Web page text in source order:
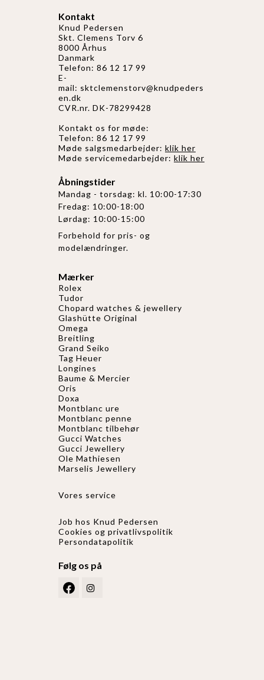
Kontakt
Knud Pedersen
Skt. Clemens Torv 6
8000 Århus
Danmark
Telefon: 86 12 17 99
E-
mail: sktclemenstorv@knudpeders
en.dk
CVR.nr. DK-78299428
Kontakt os for møde:
Telefon: 86 12 17 99
Møde salgsmedarbejder: klik her
Møde servicemedarbejder: klik her
Åbningstider
Mandag - torsdag: kl. 10:00-17:30
Fredag: 10:00-18:00
Lørdag: 10:00-15:00
Forbehold for pris- og
modelændringer.
Mærker
Rolex
Tudor
Chopard watches & jewellery
Glashütte Original
Omega
Breitling
Grand Seiko
Tag Heuer
Longines
Baume & Mercier
Oris
Doxa
Montblanc ure
Montblanc penne
Montblanc tilbehør
Gucci Watches
Gucci Jewellery
Ole Mathiesen
Marselis Jewellery
Vores service
Job hos Knud Pedersen
Cookies og privatlivspolitik
Persondatapolitik
Følg os på